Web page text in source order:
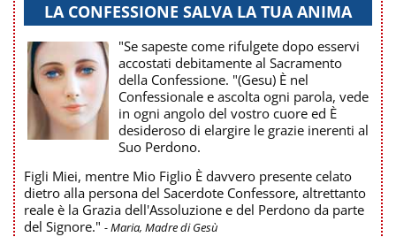
LA CONFESSIONE SALVA LA TUA ANIMA
"Se sapeste come rifulgete dopo esservi
accostati debitamente al Sacramento
della Confessione. "(Gesu) È nel
Confessionale e ascolta ogni parola, vede
in ogni angolo del vostro cuore ed È
desideroso di elargire le grazie inerenti al
Suo Perdono.
Figli Miei, mentre Mio Figlio È davvero presente celato
dietro alla persona del Sacerdote Confessore, altrettanto
reale è la Grazia dell'Assoluzione e del Perdono da parte
del Signore." - Maria, Madre di Gesù